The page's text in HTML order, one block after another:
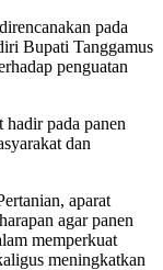
pada
Bupati Tanggamus
penguatan
pada panen
dan
aparat
agar panen
memperkuat
meningkatkan